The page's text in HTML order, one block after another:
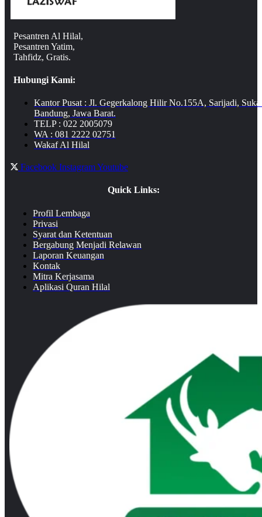
Pesantren Al Hilal,
Pesantren Yatim,
Tahfidz, Gratis.
Hubungi Kami:
Kantor Pusat : Jl. Gegerkalong Hilir No.155A, Sarijadi,
Bandung, Jawa Barat.
TELP : 022 2005079
WA : 081 2222 02751
Wakaf Al Hilal
Facebook InstagramYoutube
Quick Links:
Profil Lembaga
Privasi
Syarat dan Ketentuan
Bergabung Menjadi Relawan
Laporan Keuangan
Kontak
Mitra Kerjasama
Aplikasi Quran Hilal